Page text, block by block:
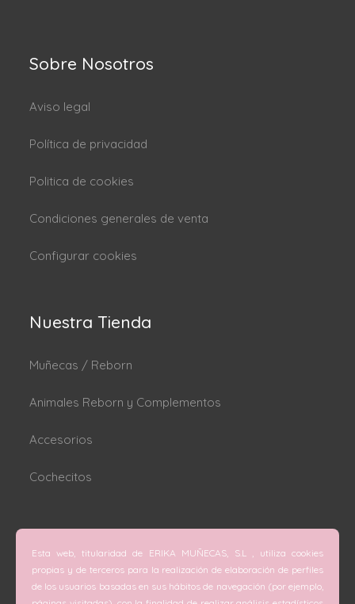
Sobre Nosotros
Aviso legal
Política de privacidad
Politica de cookies
Condiciones generales de venta
Configurar cookies
Nuestra Tienda
Muñecas / Reborn
Animales Reborn y Complementos
Accesorios
Cochecitos
C/ San Vicente Mártir nº 74 (Valencia).
C/ Doctor Melis nº 6 (Grao de Gandía).
Esta web, titularidad de ERIKA MUÑECAS, S.L , utiliza cookies
propias y de terceros para la realización de elaboración de perfiles
de los usuarios basadas en sus hábitos de navegación (por ejemplo,